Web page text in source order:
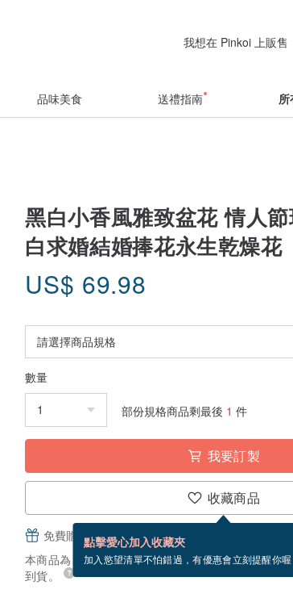
我想在 Pinkoi 上販售
品味美食 送禮指南
黑白小香風雅致盆花 情人
白求婚結婚捧花永生乾燥花
US$ 69.98
數量
部份規格商品剩最後 1 件
我要訂製
收藏商品
點擊愛心加入收藏夾
加入慾望清單不怕錯過，有優惠會立刻提醒你喔
免費贈送電子賀卡，結帳完成後填寫
本商品為「接單訂製」。付款後需 3 個工作天製作
到貨。